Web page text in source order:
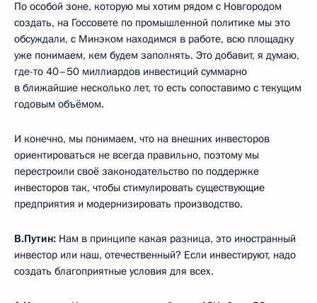
По особой зоне, которую мы хотим рядом с Новгородом
создать, на Госсовете по промышленной политике мы это
обсуждали, с Минэком находимся в работе, всю площадку
уже понимаем, кем будем заполнять. Это добавит, я думаю,
где-то 40–50 миллиардов инвестиций суммарно
в ближайшие несколько лет, то есть сопоставимо с текущим
годовым объёмом.
И конечно, мы понимаем, что на внешних инвесторов
ориентироваться не всегда правильно, поэтому мы
перестроили своё законодательство по поддержке
инвесторов так, чтобы стимулировать существующие
предприятия и модернизировать производство.
В.Путин: Нам в принципе какая разница, это иностранный
инвестор или наш, отечественный? Если инвестируют, надо
создать благоприятные условия для всех.